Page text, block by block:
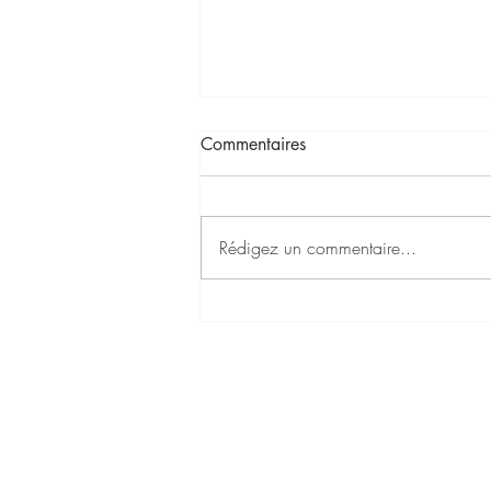
Commentaires
Rédigez un commentaire...